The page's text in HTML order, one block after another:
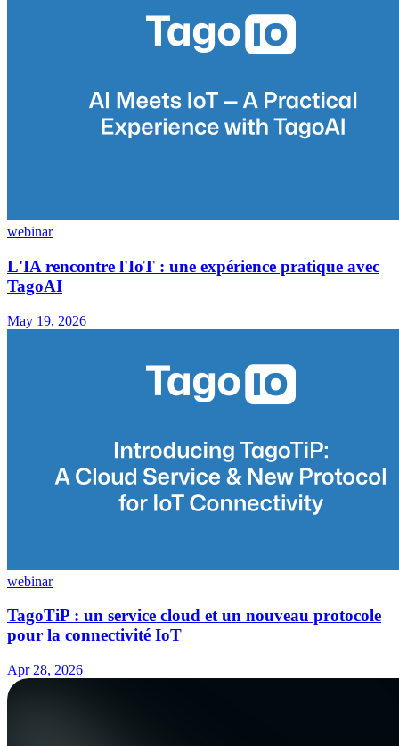
webinar
L'IA rencontre l'IoT : une expérience pratique avec
TagoAI
May 19, 2026
webinar
TagoTiP : un service cloud et un nouveau protocole
pour la connectivité IoT
Apr 28, 2026